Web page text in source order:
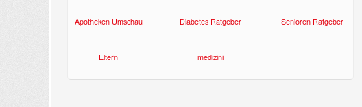
Apotheken Umschau Diabetes Ratgeber Senioren Ratgeber
Eltern medizini